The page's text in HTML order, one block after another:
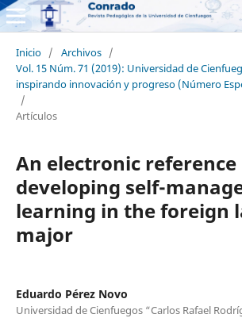
Inicio / Archivos /
Vol. 15 Núm. 71 (2019): Universidad de
inspirando innovación y progreso (Número
/
Artículos
An electronic
developing self-
learning in the foreign
major
Eduardo Pérez Novo
Universidad de Cienfuegos “Carlos Rafael